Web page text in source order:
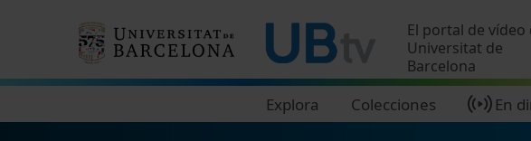
El portal de vídeo
Universitat de
Barcelona
Explora Colecciones En